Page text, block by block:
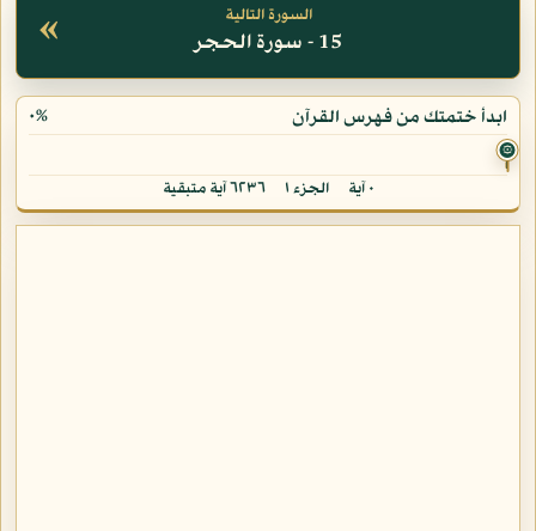
« السورة التالية
15 - سورة الحجر
ابدأ ختمتك من فهرس القرآن ٠%
۞
٠ آية الجزء ١ ٦٢٣٦ آية متبقية